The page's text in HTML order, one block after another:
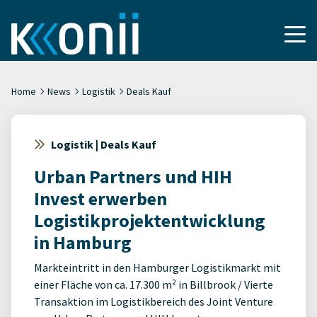
Home News Logistik Deals Kauf
Logistik | Deals Kauf
Urban Partners und HIH
Invest erwerben
Logistikprojektentwicklung
in Hamburg
Markteintritt in den Hamburger Logistikmarkt mit
einer Fläche von ca. 17.300 m² in Billbrook / Vierte
Transaktion im Logistikbereich des Joint Venture